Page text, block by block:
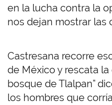
en la lucha contra la
nos dejan mostrar las
Castresana recorre
de México y rescata la
bosque de Tlalpan”
los hombres que